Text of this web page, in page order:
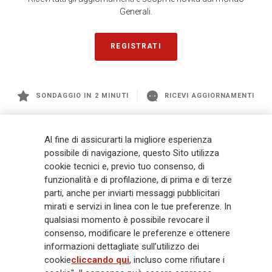
Generali.
REGISTRATI
SONDAGGIO IN 2 MINUTI RICEVI AGGIORNAMENTI
management a livello globale, con premi complessivi pari a € 98,1
miliardi e € 900 miliardi di AUM nel 2025. Fondato nel 1831, con oltre 88
mila dipendenti e 163 mila agenti che servono 75 milioni di clienti, il
Gruppo ha una posizione di leadership in Europa e una presenza
crescente in Asia e America. Al centro della strategia di Generali c'è il suo
impegno Lifetime Partner verso i clienti, realizzato attraverso soluzioni
innovative e personalizzate, un'esperienza cliente di prima classe e le sue
capacità di distribuzione globale digitalizzata. Il Gruppo ha
completamente integrato la sostenibilità in tutte le scelte strategiche, con
l'obiettivo di creare valore per tutti gli stakeholder mentre costruisce una
società più equa e resiliente.
Al fine di assicurarti la migliore esperienza
possibile di navigazione, questo Sito utilizza
cookie tecnici e, previo tuo consenso, di
funzionalità e di profilazione, di prima e di terze
parti, anche per inviarti messaggi pubblicitari
mirati e servizi in linea con le tue preferenze. In
qualsiasi momento è possibile revocare il
consenso, modificare le preferenze e ottenere
informazioni dettagliate sull’utilizzo dei
cookiecliccando qui, incluso come rifiutare i